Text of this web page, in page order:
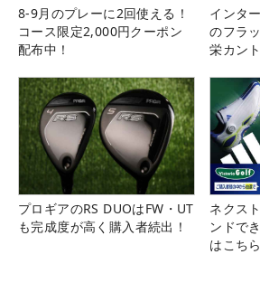
8-9月のプレーに2回使える！
コース限定2,000円クーポン
配布中！
インタ
のフラ
栄カン
プロギアのRS DUOはFW・UT
も完成度が高く購入者続出！
ネクス
ンドで
はこち